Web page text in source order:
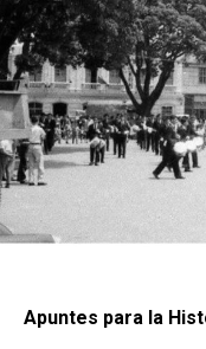
Apuntes para la